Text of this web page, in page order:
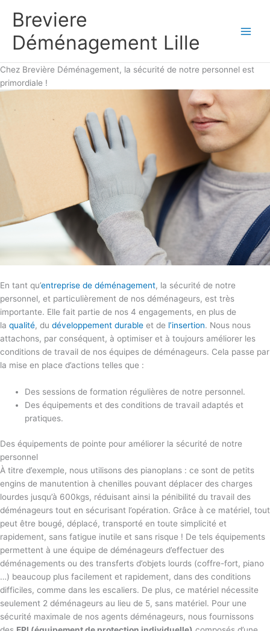
Breviere
Déménagement Lille
Chez Brevière Déménagement, la sécurité de notre personnel est
primordiale !
En tant qu’entreprise de déménagement, la sécurité de notre
personnel, et particulièrement de nos déménageurs, est très
importante. Elle fait partie de nos 4 engagements, en plus de
la qualité, du développement durable et de l’insertion. Nous nous
attachons, par conséquent, à optimiser et à toujours améliorer les
conditions de travail de nos équipes de déménageurs. Cela passe par
la mise en place d’actions telles que :
Des sessions de formation régulières de notre personnel.
Des équipements et des conditions de travail adaptés et
pratiques.
Des équipements de pointe pour améliorer la sécurité de notre
personnel
À titre d’exemple, nous utilisons des pianoplans : ce sont de petits
engins de manutention à chenilles pouvant déplacer des charges
lourdes jusqu’à 600kgs, réduisant ainsi la pénibilité du travail des
déménageurs tout en sécurisant l’opération. Grâce à ce matériel, tout
peut être bougé, déplacé, transporté en toute simplicité et
rapidement, sans fatigue inutile et sans risque ! De tels équipements
permettent à une équipe de déménageurs d’effectuer des
déménagements ou des transferts d’objets lourds (coffre-fort, piano
…) beaucoup plus facilement et rapidement, dans des conditions
difficiles, comme dans les escaliers. De plus, ce matériel nécessite
seulement 2 déménageurs au lieu de 5, sans matériel. Pour une
sécurité maximale de nos agents déménageurs, nous fournissons